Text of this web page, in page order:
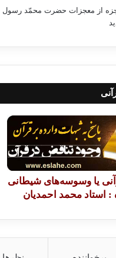
از معجزات حضرت محمّد رسول
یا وسوسه‌های شیطانی
: استاد محمد احمدیان